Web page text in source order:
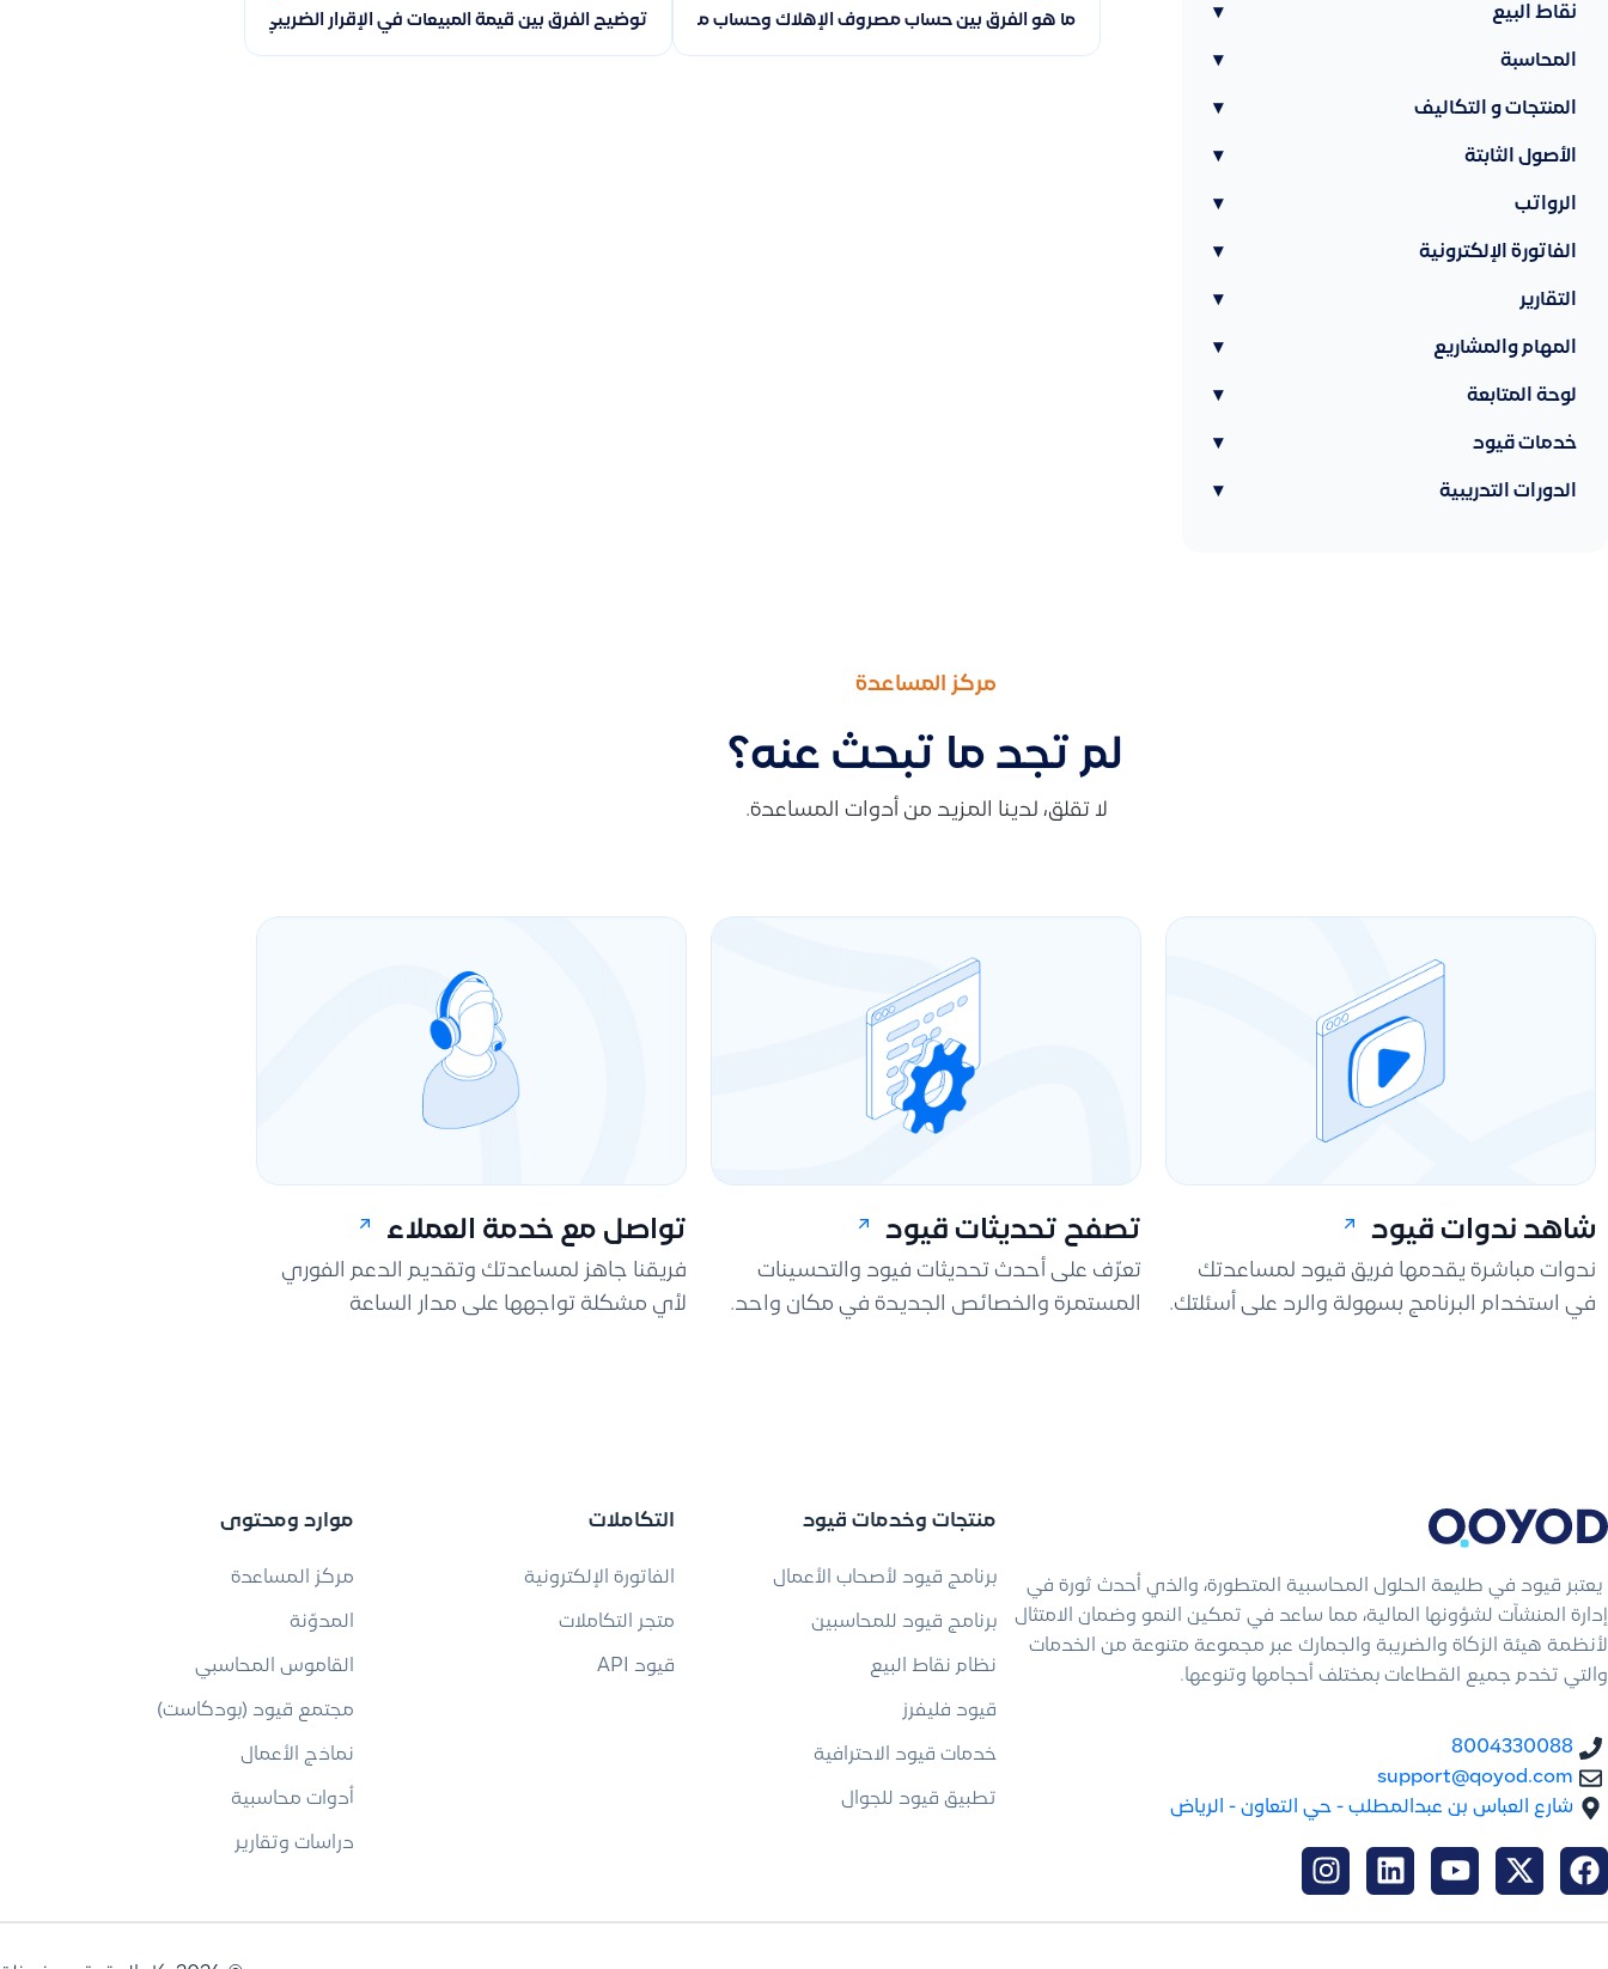
نقاط البيع ▾
المحاسبة ▾
المنتجات و التكاليف ▾
الأصول الثابتة ▾
الرواتب ▾
الفاتورة الإلكترونية ▾
التقارير ▾
المهام والمشاريع ▾
لوحة المتابعة ▾
خدمات قيود ▾
الدورات التدريبية ▾
ما هو الفرق بين حساب مصروف الإهلاك وحساب مخصص الإهلاكتوضيح الفرق بين قيمة المبيعات في الإقرار الضريبي وقيمة المبيعات في تقرير فواتير
مركز المساعدة
لم تجد ما تبحث عنه؟
لا تقلق، لدينا المزيد من أدوات المساعدة.
شاهد ندوات قيود
ندوات مباشرة يقدمها فريق قيود لمساعدتك
في استخدام البرنامج بسهولة والرد على أسئلتك.
تصفح تحديثات قيود
تعرّف على أحدث تحديثات فيود والتحسينات
المستمرة والخصائص الجديدة في مكان واحد.
تواصل مع خدمة العملاء
فريقنا جاهز لمساعدتك وتقديم الدعم الفوري
لأي مشكلة تواجهها على مدار الساعة
يعتبر قيود في طليعة الحلول المحاسبية المتطورة، والذي أحدث ثورة في
إدارة المنشآت لشؤونها المالية، مما ساعد في تمكين النمو وضمان الامتثال
لأنظمة هيئة الزكاة والضريبة والجمارك عبر مجموعة متنوعة من الخدمات
والتي تخدم جميع القطاعات بمختلف أحجامها وتنوعها.
8004330088
support@qoyod.com
شارع العباس بن عبدالمطلب - حي التعاون - الرياض
منتجات وخدمات قيود
برنامج قيود لأصحاب الأعمال
برنامج قيود للمحاسبين
نظام نقاط البيع
قيود فليفرز
خدمات قيود الاحترافية
تطبيق قيود للجوال
التكاملات
الفاتورة الإلكترونية
متجر التكاملات
قيود API
موارد ومحتوى
مركز المساعدة
المدوّنة
القاموس المحاسبي
مجتمع قيود (بودكاست)
نماذج الأعمال
أدوات محاسبية
دراسات وتقارير